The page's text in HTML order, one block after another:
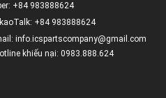
+84 983888624
+84 983888624
info.icspartscompany@gmail.com
khiếu nại: 0983.888.624